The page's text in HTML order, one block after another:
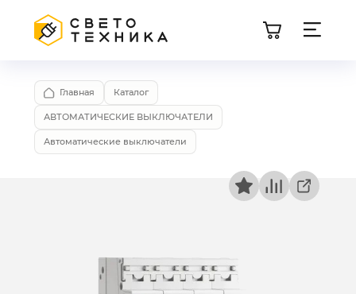
Главная Каталог
АВТОМАТИЧЕСКИЕ ВЫКЛЮЧАТЕЛИ
Автоматические выключатели